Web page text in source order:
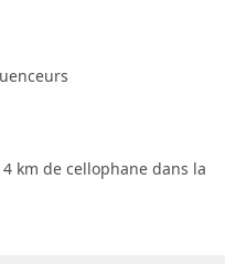
km de cellophane dans la